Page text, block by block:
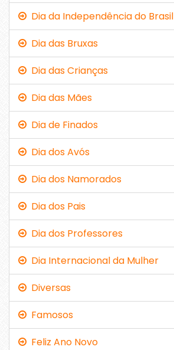
Dia da Independência do Brasil
Dia das Bruxas
Dia das Crianças
Dia das Mães
Dia de Finados
Dia dos Avós
Dia dos Namorados
Dia dos Pais
Dia dos Professores
Dia Internacional da Mulher
Diversas
Famosos
Feliz Ano Novo